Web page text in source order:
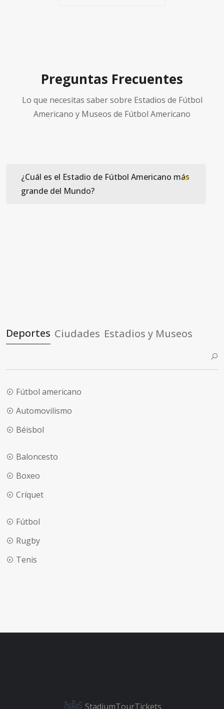
Preguntas Frecuentes
Lo que necesitas saber sobre Estadios de Fútbol
Americano y Museos de Fútbol Americano
¿Cuál es el Estadio de Fútbol Americano más
grande del Mundo?
Deportes Ciudades Estadios y Museos
Fútbol americano
Automovilismo
Béisbol
Baloncesto
Boxeo
Críquet
Fútbol
Rugby
Tenis
StadiumTourTickets